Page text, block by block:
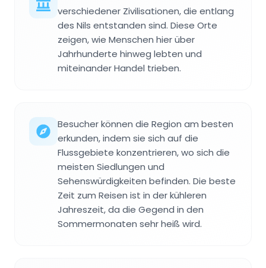
verschiedener Zivilisationen, die entlang
des Nils entstanden sind. Diese Orte
zeigen, wie Menschen hier über
Jahrhunderte hinweg lebten und
miteinander Handel trieben.
Besucher können die Region am besten
erkunden, indem sie sich auf die
Flussgebiete konzentrieren, wo sich die
meisten Siedlungen und
Sehenswürdigkeiten befinden. Die beste
Zeit zum Reisen ist in der kühleren
Jahreszeit, da die Gegend in den
Sommermonaten sehr heiß wird.